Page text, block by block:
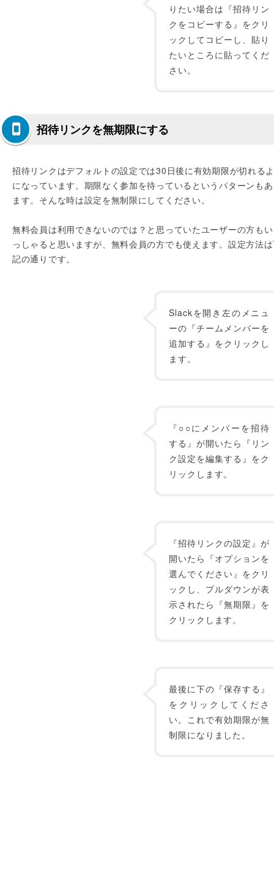
りたい場合は『招待リン
クをコピーする』をクリ
ックしてコピーし、貼り
たいところに貼ってくだ
さい。
招待リンクを無期限にする
招待リンクはデフォルトの設定では30日後に有効期限が切れる
になっています。期限なく参加を待っているというパターンも
ます。そんな時は設定を無制限にしてください。
無料会員は利用できないのでは？と思っていたユーザーの方も
っしゃると思いますが、無料会員の方でも使えます。設定方法
記の通りです。
Slackを開き左のメニュ
ーの『チームメンバーを
追加する』をクリックし
ます。
『○○にメンバーを招待
する』が開いたら『リン
ク設定を編集する』をク
リックします。
『招待リンクの設定』が
開いたら『オプションを
選んでください』をクリ
ックし、プルダウンが表
示されたら『無期限』を
クリックします。
最後に下の『保存する』
をクリックしてくださ
い。これで有効期限が無
制限になりました。